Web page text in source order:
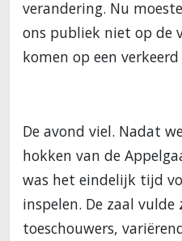
verandering. Nu
ons publiek niet op de
komen op een
De avond viel. Nadat
hokken van de
was het eindelijk tijd
inspelen. De zaal
toeschouwers,